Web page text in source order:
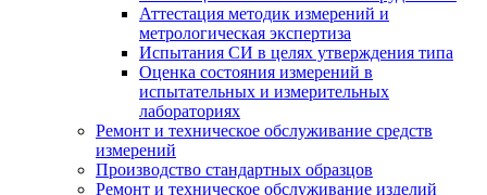
Аттестация методик измерений и
метрологическая экспертиза
Испытания СИ в целях утверждения типа
Оценка состояния измерений в
испытательных и измерительных
лабораториях
Ремонт и техническое обслуживание средств
измерений
Производство стандартных образцов
Ремонт и техническое обслуживание изделий